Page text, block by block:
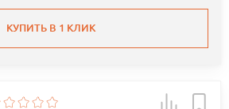
КУПИТЬ В 1 КЛИК